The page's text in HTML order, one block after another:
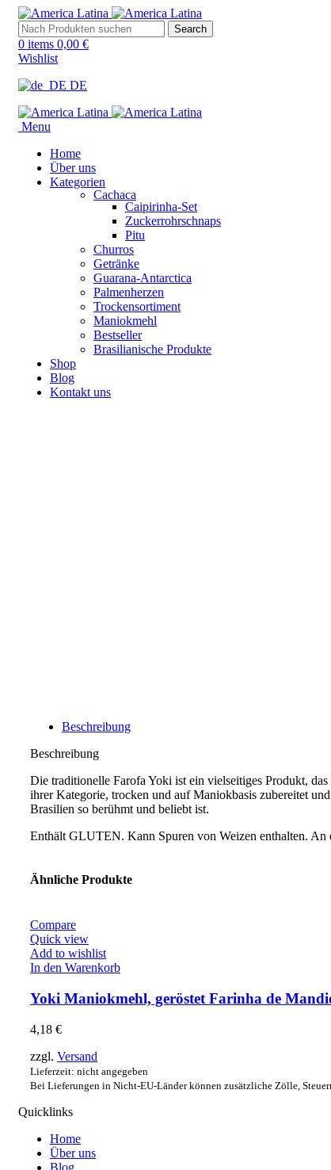
Search
0 items 0,00 €
Wishlist
DE
Menu
Home
Über uns
Kategorien
Cachaca
Caipirinha-Set
Zuckerrohrschnaps
Pitu
Churros
Getränke
Guarana-Antarctica
Palmenherzen
Trockensortiment
Maniokmehl
Bestseller
Brasilianische Produkte
Shop
Blog
Kontakt uns
Beschreibung
Beschreibung
Die traditionelle Farofa Yoki ist ein vielseitiges Produkt,
ihrer Kategorie, trocken und auf Maniokbasis zubereitet
Brasilien so berühmt und beliebt ist.
Enthält GLUTEN. Kann Spuren von Weizen enthalten. An
Ähnliche Produkte
Compare
Quick view
Add to wishlist
In den Warenkorb
Yoki Maniokmehl, geröstet Farinha de
4,18 €
zzgl. Versand
Lieferzeit: nicht angegeben
Bei Lieferungen in Nicht-EU-Länder können zusätzliche Zölle,
Quicklinks
Home
Über uns
Blog